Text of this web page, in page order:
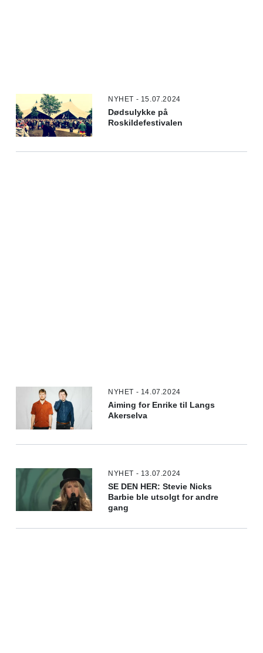
NYHET - 15.07.2024
Dødsulykke på
Roskildefestivalen
NYHET - 14.07.2024
Aiming for Enrike til Langs
Akerselva
NYHET - 13.07.2024
SE DEN HER: Stevie Nicks
Barbie ble utsolgt for andre
gang